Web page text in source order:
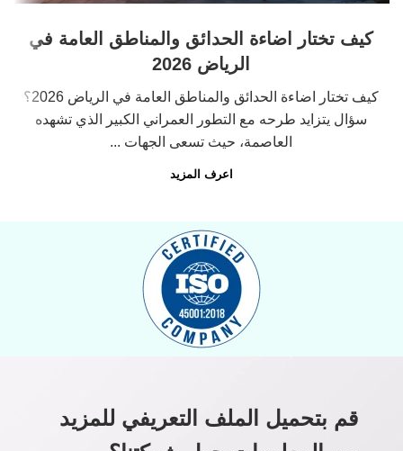
كيف تختار اضاءة الحدائق والمناطق العامة في
الرياض 2026
كيف تختار اضاءة الحدائق والمناطق العامة في الرياض 2026؟
سؤال يتزايد طرحه مع التطور العمراني الكبير الذي تشهده
العاصمة، حيث تسعى الجهات ...
اعرف المزيد
قم بتحميل الملف التعريفي للمزيد